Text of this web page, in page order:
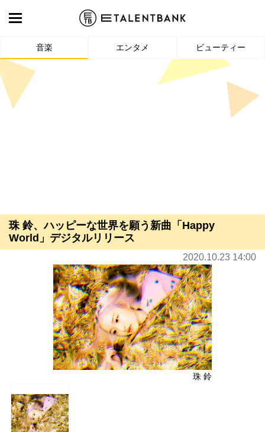
音楽 エンタメ ビューティー
珠 鈴、ハッピーな世界を願う新曲「Happy
World」デジタルリリース
2020.10.23 14:00
珠 鈴